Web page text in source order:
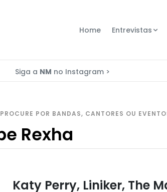
Home Entrevistas
Siga a NM no Instagram >
PROCURE POR BANDAS, CANTORES OU
Katy Perry, Liniker, The